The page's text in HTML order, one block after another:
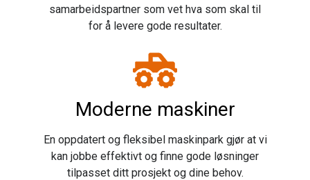
samarbeidspartner som vet hva som skal til
for å levere gode resultater.
Moderne maskiner
En oppdatert og fleksibel maskinpark gjør at vi
kan jobbe effektivt og finne gode løsninger
tilpasset ditt prosjekt og dine behov.